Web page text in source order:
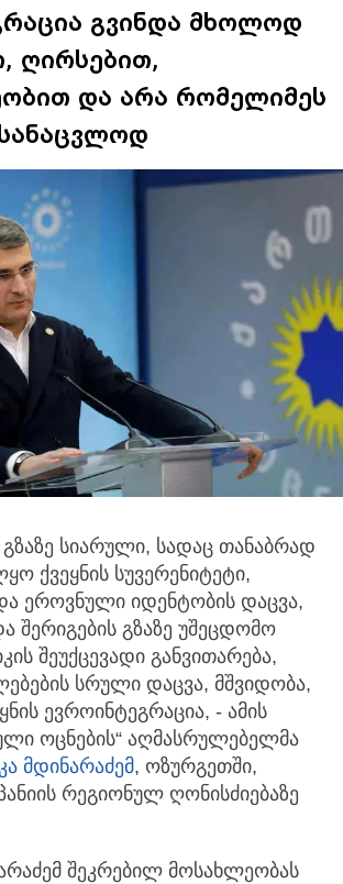
გვინდა მხოლოდ
ღირსებით,
და არა რომელიმეს
სიარული, სადაც თანაბრად
ქვეყნის სუვერენიტეტი,
ეროვნული იდენტობის დაცვა,
შერიგების გზაზე უშეცდომო
შეუქცევადი განვითარება,
სრული დაცვა, მშვიდობა,
ევროინტეგრაცია, - ამის
ოცნების“ აღმასრულებელმა
მდინარაძემ, ოზურგეთში,
რეგიონულ ღონისძიებაზე
შეკრებილ მოსახლეობას